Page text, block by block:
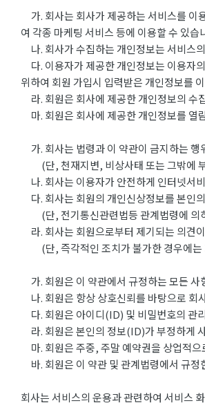
가. 회사는 회사가 제공하는 서비스를 이
여 각종 마케팅 서비스 등에 이용할 수 있습
나. 회사가 수집하는 개인정보는 서비스
다. 이용자가 제공한 개인정보는 이용자
위하여 회원 가입시 입력받은 개인정보를
라. 회원은 회사에 제공한 개인정보의 수
마. 회원은 회사에 제공한 개인정보를 열
가. 회사는 법령과 이 약관이 금지하는
(단, 천재지변, 비상사태 또는 그밖에
나. 회사는 이용자가 안전하게 인터넷서
다. 회사는 회원의 개인신상정보를 본인
(단, 전기통신관련법등 관계법령에 의
라. 회사는 회원으로부터 제기되는 의견
(단, 즉각적인 조치가 불가한 경우에는
가. 회원은 이 약관에서 규정하는 모든
나. 회원은 항상 상호신뢰를 바탕으로 회
다. 회원은 아이디(ID) 및 비밀번호의 관
라. 회원은 본인의 정보(ID)가 부정하게
마. 회원은 주중, 주말 예약권을 상업적으
바. 회원은 이 약관 및 관계법령에서 규정
회사는 서비스의 운용과 관련하여 서비스